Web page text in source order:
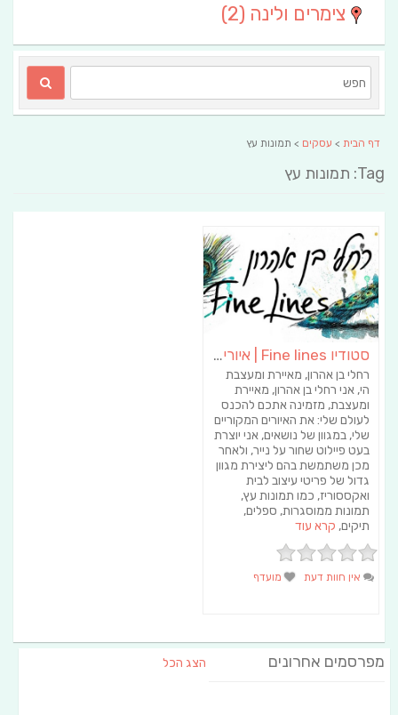
צימרים ולינה (2)
דף הבית > עסקים > תמונות עץ
Tag: תמונות עץ
סטודיו Fine lines | איורים | שלטים | תמונות | הדפסים | מתנות בהזמנה אישית
רחלי בן אהרון, מאיירת ומעצבת
הי, אני רחלי בן אהרון, מאיירת
ומעצבת, מזמינה אתכם להכנס
לעולם שלי: את האיורים המקוריים
שלי, במגוון של נושאים, אני יוצרת
בעט פיילוט שחור על נייר, ולאחר
מכן משתמשת בהם ליצירת מגוון
גדול של פריטי עיצוב לבית
ואקססוריז, כמו תמונות עץ,
תמונות ממוסגרות, ספלים,
תיקים, קרא עוד
אין חוות דעת מועדף
מפרסמים אחרונים הצג הכל